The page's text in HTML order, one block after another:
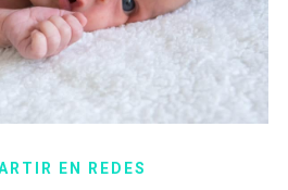
EN REDES